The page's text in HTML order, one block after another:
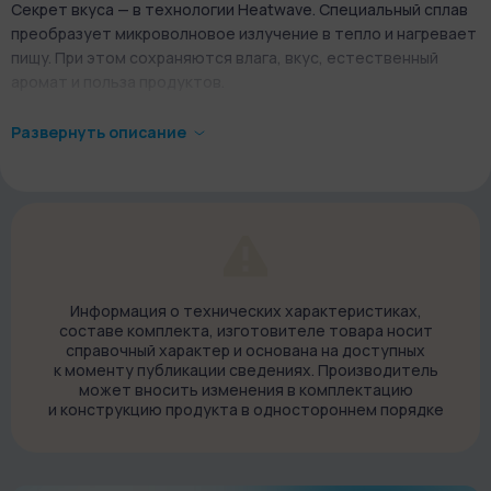
Секрет вкуса — в технологии Heatwave. Специальный сплав
преобразует микроволновое излучение в тепло и нагревает
пищу. При этом сохраняются влага, вкус, естественный
Готовьте яичницу, кашу и котлеты в
микроволновке
зависимости от мощности вашей СВЧ-печи, — и готово.
Идеальная яичницабудет у вас на столе через 3 минуты.
Аккуратно разбейте яйца, влейте по одному в каждую
ячейку маленького контейнера. Плотно накройте крышкой и
поставьте в микроволновую печь.
Развернуть описание
Информация о технических характеристиках,
составе комплекта, изготовителе товара носит
справочный характер и основана на доступных
к моменту публикации сведениях. Производитель
может вносить изменения в комплектацию
и конструкцию продукта в одностороннем порядке